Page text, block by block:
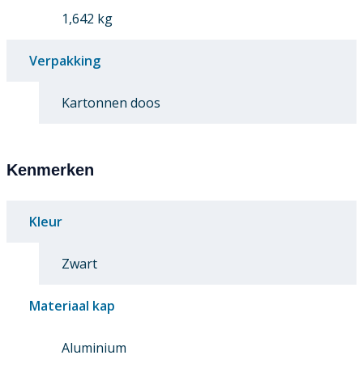
1,642 kg
Verpakking
Kartonnen doos
Kenmerken
Kleur
Zwart
Materiaal kap
Aluminium